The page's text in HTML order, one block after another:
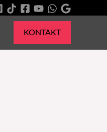
KONTAKT